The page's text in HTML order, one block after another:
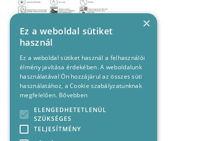
×
Ez a weboldal sütiket
használ
Ez a weboldal sütiket használ a felhasználói
élmény javítása érdekében. A weboldalunk
használatával Ön hozzájárul az összes süti
használatához, a Cookie szabályzatunknak
megfelelően. Bővebben
ELENGEDHETETLENÜL
SZÜKSÉGES
TELJESÍTMÉNY